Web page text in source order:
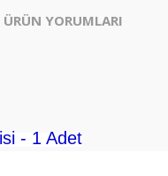
ÜRÜN YORUMLARI
- 1 Adet